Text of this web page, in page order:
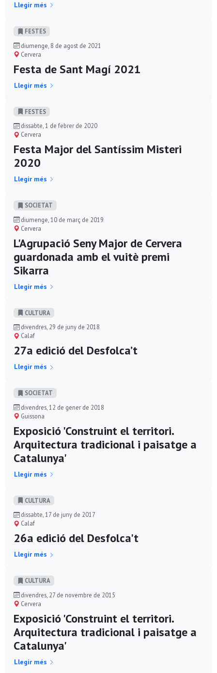
Llegir més
FESTES
diumenge, 8 de agost de 2021
Cervera
Festa de Sant Magí 2021
Llegir més
FESTES
dissabte, 1 de febrer de 2020
Cervera
Festa Major del Santíssim Misteri
2020
Llegir més
SOCIETAT
diumenge, 10 de març de 2019
Cervera
L'Agrupació Seny Major de Cervera
guardonada amb el vuitè premi
Sikarra
Llegir més
CULTURA
divendres, 29 de juny de 2018
Calaf
27a edició del Desfolca’t
Llegir més
SOCIETAT
divendres, 12 de gener de 2018
Guissona
Exposició 'Construint el territori.
Arquitectura tradicional i paisatge a
Catalunya'
Llegir més
CULTURA
dissabte, 17 de juny de 2017
Calaf
26a edició del Desfolca't
Llegir més
CULTURA
divendres, 27 de novembre de 2015
Cervera
Exposició 'Construint el territori.
Arquitectura tradicional i paisatge a
Catalunya'
Llegir més